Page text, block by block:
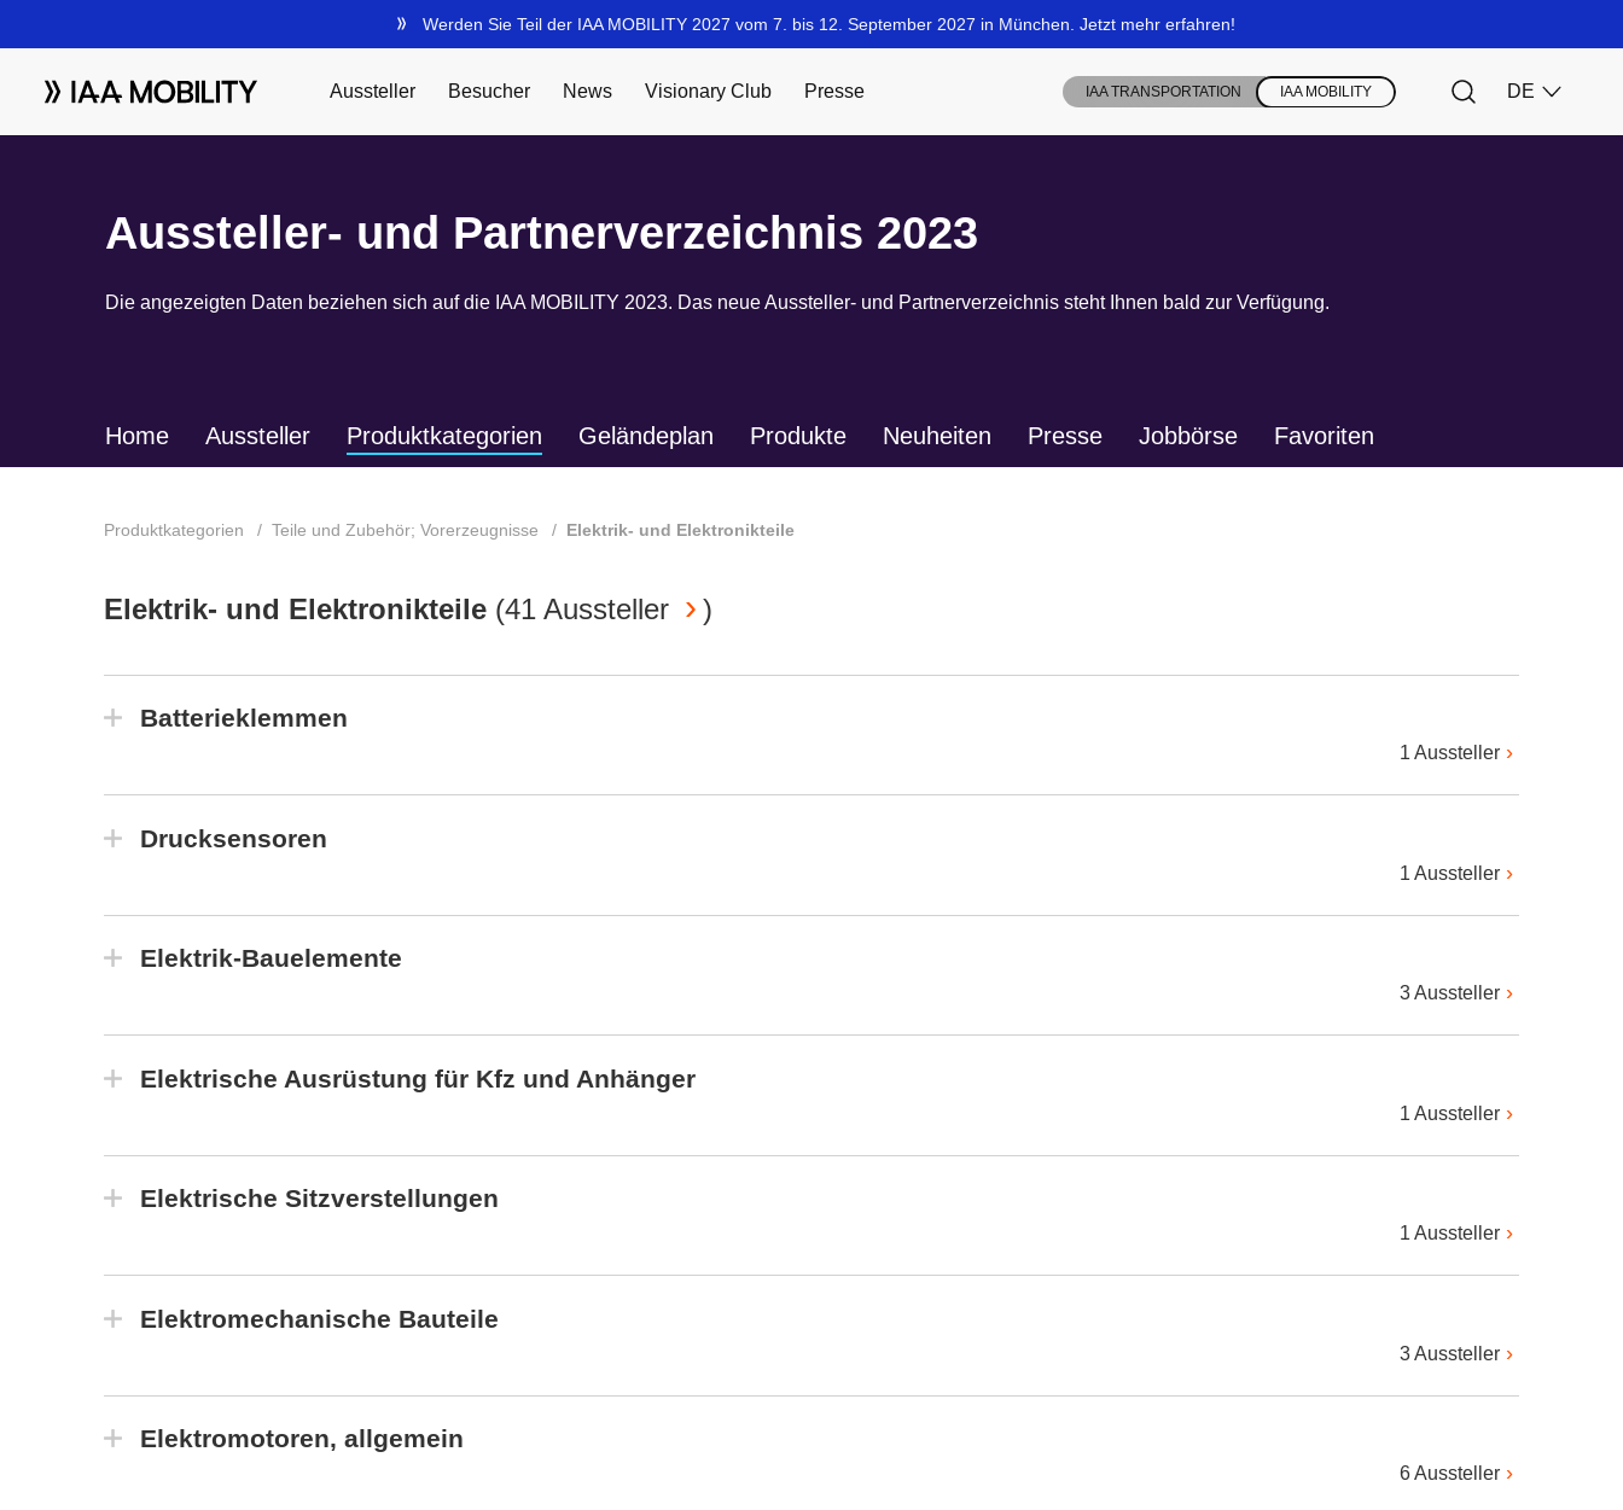
Aussteller- und Partnerverzeichnis 2023
Die angezeigten Daten beziehen sich auf die IAA MOBILITY 2023. Das neue Aussteller- und Partnerverzeichnis steht Ihnen bald zur Verfügung.
Home Aussteller Produktkategorien Geländeplan Produkte Neuheiten Presse Jobbörse Favoriten
Produktkategorien Teile und Zubehör; Vorerzeugnisse Elektrik- und Elektronikteile
Elektrik- und Elektronikteile (41 Aussteller )
Batterieklemmen
1 Aussteller
Drucksensoren
1 Aussteller
Elektrik-Bauelemente
3 Aussteller
Elektrische Ausrüstung für Kfz und Anhänger
1 Aussteller
Elektrische Sitzverstellungen
1 Aussteller
Elektromechanische Bauteile
3 Aussteller
Elektromotoren, allgemein
6 Aussteller